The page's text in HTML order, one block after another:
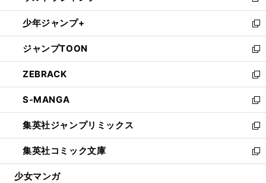
開
く
ウ
で
開
く
ン
ド
ウ
で
開
く
ウ
ィ
ン
ド
ウ
で
開
く
し
い
ウ
ィ
ン
ド
ウ
で
開
く
少年ジャンプ+
新
し
い
ウ
ィ
ン
ド
ウ
で
開
く
ジャンプTOON
新
し
い
ウ
ィ
ン
ド
ウ
で
開
ZEBRACK
新
し
い
ウ
ィ
ン
ド
ウ
S-MANGA
新
し
い
ウ
ィ
ン
集英社ジャンプリミックス
新
し
い
ウ
集英社コミック文庫
新
し
少女マンガ